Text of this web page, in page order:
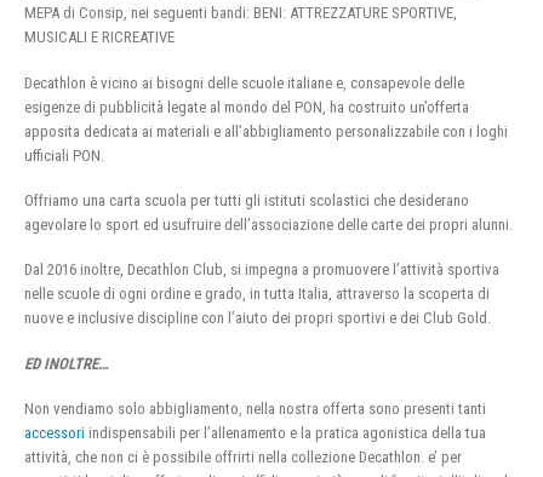
MEPA di Consip, nei seguenti bandi: BENI: ATTREZZATURE SPORTIVE,
MUSICALI E RICREATIVE
Decathlon è vicino ai bisogni delle scuole italiane e, consapevole delle
esigenze di pubblicità legate al mondo del PON, ha costruito un’offerta
apposita dedicata ai materiali e all’abbigliamento personalizzabile con i loghi
ufficiali PON.
Offriamo una carta scuola per tutti gli istituti scolastici che desiderano
agevolare lo sport ed usufruire dell’associazione delle carte dei propri alunni.
Dal 2016 inoltre, Decathlon Club, si impegna a promuovere l’attività sportiva
nelle scuole di ogni ordine e grado, in tutta Italia, attraverso la scoperta di
nuove e inclusive discipline con l’aiuto dei propri sportivi e dei Club Gold.
ED INOLTRE…
Non vendiamo solo abbigliamento, nella nostra offerta sono presenti tanti
accessori indispensabili per l’allenamento e la pratica agonistica della tua
attività, che non ci è possibile offrirti nella collezione Decathlon. e’ per